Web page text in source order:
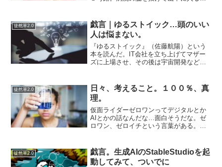
い道が続いている。琵琶滝という小さい
滝と神社っぽいものが建って...
徒然草2.0
戯言｜ゆるストイック…頭のいい
人は悩まない。
『ゆるストイック』（佐藤航陽）という
本を読んだ。IT会社を立ち上げてマザー
ズに上場させ、その後は宇宙開発などを
自分が何か役に立つことを得られる本な
のだろうか、と半信半疑...
徒然草2.0
日々、考えること。１００％、真
理。
仮面ライダーゼロワンってデジタルとか
AIとかの話なんだな…面白そうだな。ゼ
ロワン、ゼロイチという言葉がある。な
いか100%=真理仮面ライダードライブは
すごい謎だったけど（...
徒然草2.0
戯言。生成AIのStableStudioを起
動してみて、ついでに